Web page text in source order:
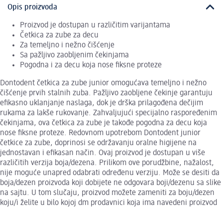
Opis proizvoda
Proizvod je dostupan u različitim varijantama
Četkica za zube za decu
Za temeljno i nežno čišćenje
Sa pažljivo zaobljenim čekinjama
Pogodna i za decu koja nose fiksne proteze
Dontodent četkica za zube junior omogućava temeljno i nežno
čišćenje prvih stalnih zuba. Pažljivo zaobljene čekinje garantuju
efikasno uklanjanje naslaga, dok je drška prilagođena dečijim
rukama za lakše rukovanje. Zahvaljujući specijalno raspoređenim
čekinjama, ova četkica za zube je takođe pogodna za decu koja
nose fiksne proteze. Redovnom upotrebom Dontodent junior
četkice za zube, doprinosi se održavanju oralne higijene na
jednostavan i efikasan način. Ovaj proizvod je dostupan u više
različitih verzija boja/dezena. Prilikom ove porudžbine, nažalost,
nije moguće unapred odabrati određenu verziju. Može se desiti da
boja/dezen proizvoda koji dobijete ne odgovara boji/dezenu sa slike
na sajtu. U tom slučaju, proizvod možete zameniti za boju/dezen
koju/i želite u bilo kojoj dm prodavnici koja ima navedeni proizvod